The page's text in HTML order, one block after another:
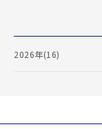
2026年(16)